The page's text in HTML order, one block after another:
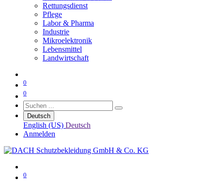
Rettungsdienst
Pflege
Labor & Pharma
Industrie
Mikroelektronik
Lebensmittel
Landwirtschaft
0
0
Deutsch
English (US) Deutsch
Anmelden
0